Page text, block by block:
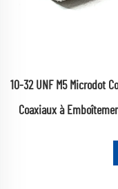
10-32 UNF M5 Microdot
Coaxiaux à